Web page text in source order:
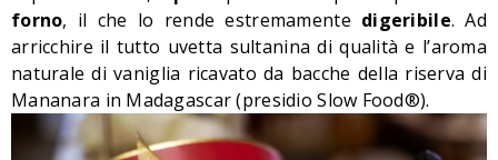
forno, il che lo rende estremamente digeribile. Ad
arricchire il tutto uvetta sultanina di qualità e l’aroma
naturale di vaniglia ricavato da bacche della riserva di
Mananara in Madagascar (presidio Slow Food®).